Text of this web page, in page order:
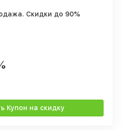
Скидки до 90%
Купон на скидку